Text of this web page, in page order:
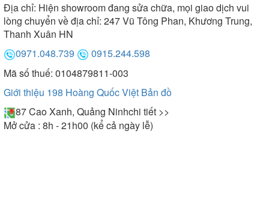
Địa chỉ: Hiện showroom đang sửa chữa, mọi giao dịch vui
lòng chuyển về địa chỉ: 247 Vũ Tông Phan, Khương Trung,
Thanh Xuân HN
0971.048.739
0915.244.598
Mã số thuế: 0104879811-003
Giới thiệu 198 Hoàng Quốc Việt Bản đồ
87 Cao Xanh, Quảng Ninhchi tiết >>
Mở cửa : 8h - 21h00 (kể cả ngày lễ)